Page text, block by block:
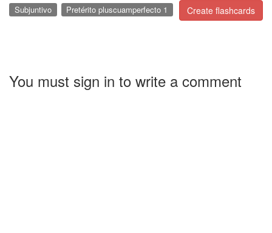
Create flashcards
Subjuntivo Pretérito pluscuamperfecto 1
You must sign in to write a comment